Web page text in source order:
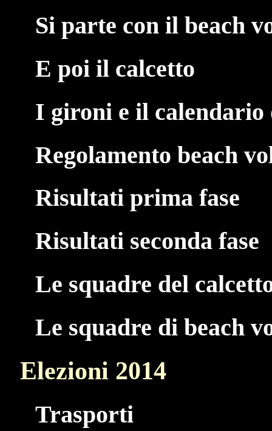
Si parte con il beach
E poi il calcetto
I gironi e il calendario
Regolamento beach
Risultati prima fase
Risultati seconda fase
Le squadre del
Le squadre di beach
Elezioni 2014
Trasporti